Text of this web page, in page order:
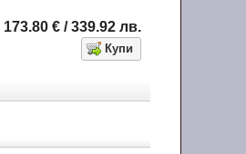
173.80€ / 339.92лв.